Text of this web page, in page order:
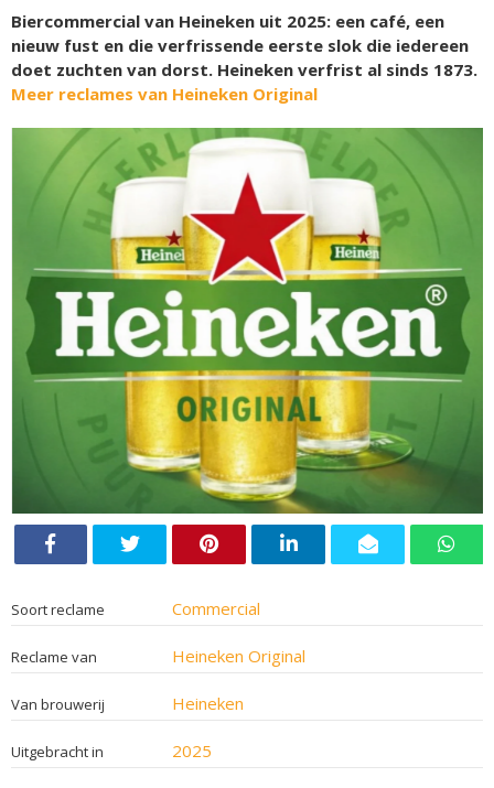
Biercommercial van Heineken uit 2025: een café, een
nieuw fust en die verfrissende eerste slok die iedereen
doet zuchten van dorst. Heineken verfrist al sinds 1873.
Meer reclames van Heineken Original
Soort reclame Commercial
Reclame van Heineken Original
Van brouwerij Heineken
Uitgebracht in 2025